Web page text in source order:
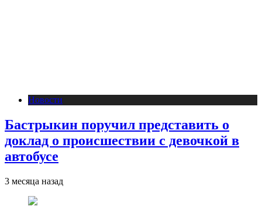
Новости
Бастрыкин поручил представить о
доклад о происшествии с девочкой в
автобусе
3 месяца назад